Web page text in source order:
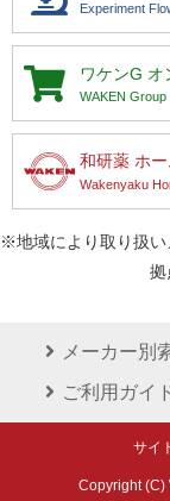
Experiment
ワケンG オ
WAKEN Group
和研薬 ホ
Wakenyaku
※地域により取り扱い
拠
メーカー別
ご利用ガイ
サイ
Copyright (C)